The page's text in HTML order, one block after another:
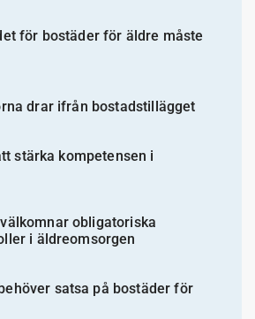
för bostäder för äldre måste
drar ifrån bostadstillägget
stärka kompetensen i
obligatoriska
i äldreomsorgen
satsa på bostäder för